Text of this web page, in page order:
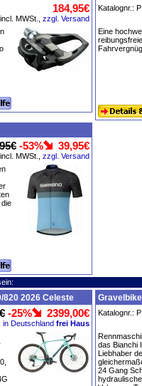
184,95€
MWSt., zzgl. Versand
Katalognr.:
Eine
-53% 39,95€
MWSt., zzgl. Versand
820 2026 Celeste
-25% 2399,00€
in Deutschland frei Haus
Katalognr.:
das Bianchi
Liebhaber
24 Gang